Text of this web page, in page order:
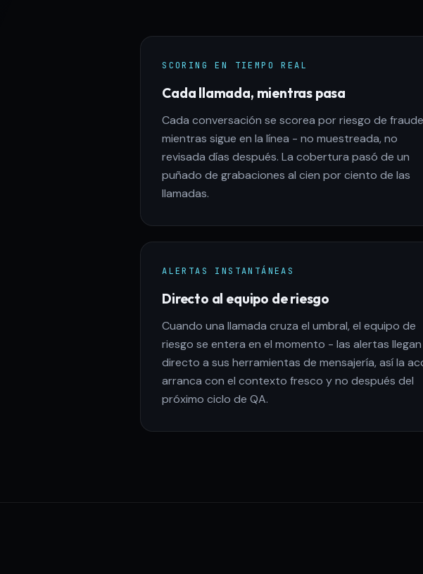
SCORING EN TIEMPO REAL
Cada llamada, mientras pasa
Cada conversación se scorea por riesgo de fraude
mientras sigue en la línea - no muestreada, no
revisada días después. La cobertura pasó de un
puñado de grabaciones al cien por ciento de las
llamadas.
ALERTAS INSTANTÁNEAS
Directo al equipo de riesgo
Cuando una llamada cruza el umbral, el equipo de
riesgo se entera en el momento - las alertas llegan
directo a sus herramientas de mensajería, así la
arranca con el contexto fresco y no después del
próximo ciclo de QA.